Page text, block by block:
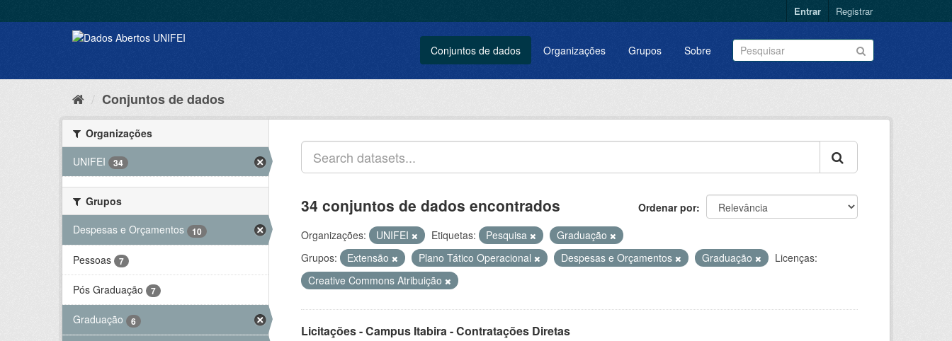
Entrar Registrar
Conjuntos de dados Organizações Grupos Sobre
Conjuntos de dados
Organizações
UNIFEI
34
Grupos
Despesas e Orçamentos
10
Pessoas 7
Pós Graduação 7
Graduação 6
Ordenar por
34 conjuntos de dados encontrados
Organizações: UNIFEI Etiquetas: Pesquisa
Graduação
Grupos:
Extensão Plano Tático Operacional Despesas e Orçamentos Graduação
Licenças:
Creative Commons Atribuição
Licitações - Campus Itabira - Contratações Diretas